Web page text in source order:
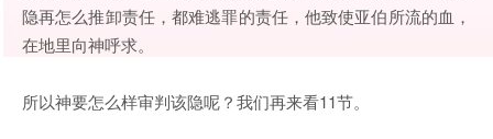
隐再怎么推卸责任，都难逃罪的责任，他致使亚伯所流的血，
在地里向神呼求。
所以神要怎么样审判该隐呢？我们再来看11节。